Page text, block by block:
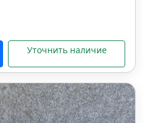
Уточнить наличие